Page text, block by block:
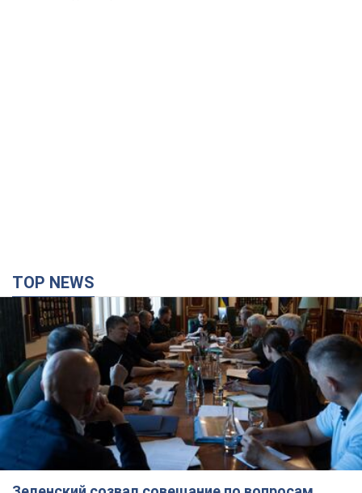
Зеленский созвал совещание по вопросам
подготовки украинской баллистики и
антибаллистической программы FREYJA: какие
решения готовятся
В Киеве рассчитывают на успешное завершение проекта
FREYJA
час назад 16,2 т.
Россия нанесла удары по складам и